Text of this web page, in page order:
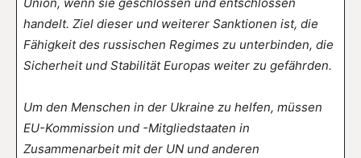
handelt. Ziel dieser und weiterer Sanktionen ist, die
Fähigkeit des russischen Regimes zu unterbinden, die
Sicherheit und Stabilität Europas weiter zu gefährden.
Um den Menschen in der Ukraine zu helfen, müssen
EU-Kommission und -Mitgliedstaaten in
Zusammenarbeit mit der UN und anderen